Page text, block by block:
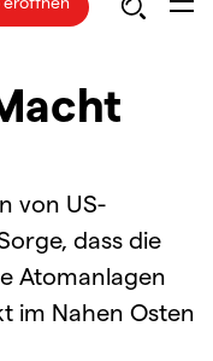
von US-
dass die
Atomanlagen
im Nahen Osten